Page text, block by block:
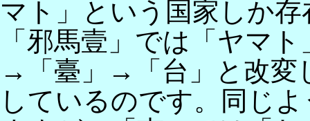
マト」という国家しか
「邪馬壹」では「ヤマ
→「臺」→「台」と改変
しているのです。同じ